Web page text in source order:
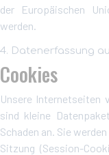
der Europäischen
werden.
4. Datenerfassung
Cookies
Unsere Internetseiten
sind kleine
Schaden an. Sie
Sitzung (Session-